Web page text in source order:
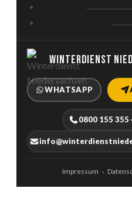
WINTERDIENST
WHATSAPP
0800 155 355
Impressum ·